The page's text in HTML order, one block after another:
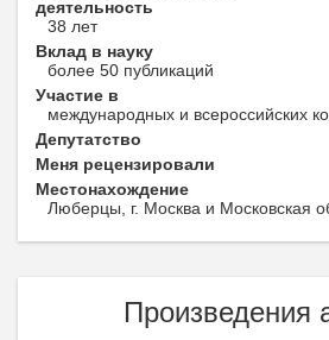
деятельность
38 лет
Вклад в науку
более 50 публикаций
Участие в
международных и всероссийских
Депутатство
Меня рецензировали
Местонахождение
Люберцы, г. Москва и Московская
Произведения